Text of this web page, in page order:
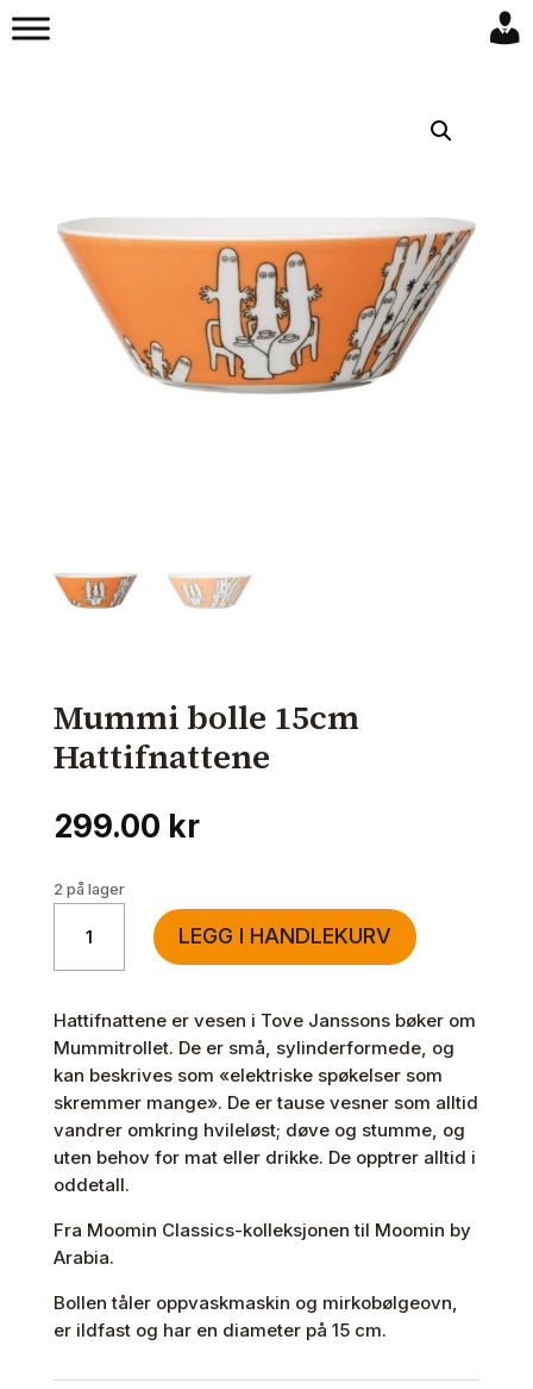
Mummi bolle 15cm
Hattifnattene
299.00 kr
2 på lager
bolle
15cm
antall
LEGG I HANDLEKURV
Hattifnattene er vesen i Tove Janssons bøker om
Mummitrollet. De er små, sylinderformede, og
kan beskrives som «elektriske spøkelser som
skremmer mange». De er tause vesner som alltid
vandrer omkring hvileløst; døve og stumme, og
uten behov for mat eller drikke. De opptrer alltid i
oddetall.
Fra Moomin Classics-kolleksjonen til Moomin by
Arabia.
Bollen tåler oppvaskmaskin og mirkobølgeovn,
er ildfast og har en diameter på 15 cm.